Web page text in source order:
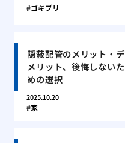
ゴキブリ
隠蔽配管のメリット・デ
メリット、後悔しないた
めの選択
2025.10.20
家